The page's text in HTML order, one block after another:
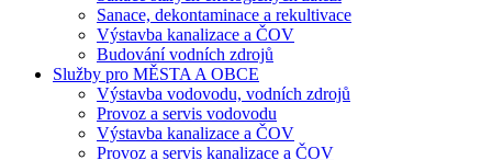
Sanace, dekontaminace a rekultivace
Výstavba kanalizace a ČOV
Budování vodních zdrojů
Služby pro MĚSTA A OBCE
Výstavba vodovodu, vodních zdrojů
Provoz a servis vodovodu
Výstavba kanalizace a ČOV
Provoz a servis kanalizace a ČOV